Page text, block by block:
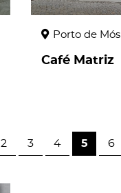
Porto de Mós
Café Matriz
2 3 4 5 6